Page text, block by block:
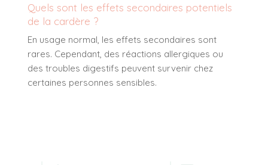
Quels sont les effets secondaires potentiels
de la cardère ?
En usage normal, les effets secondaires sont
rares. Cependant, des réactions allergiques ou
des troubles digestifs peuvent survenir chez
certaines personnes sensibles.